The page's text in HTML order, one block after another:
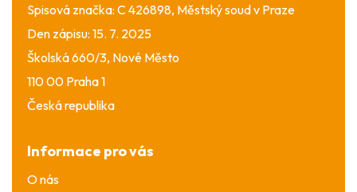
Spisová značka: C 426898, Městský soud v Praze
Den zápisu: 15. 7. 2025
Školská 660/3, Nové Město
110 00 Praha 1
Česká republika
Informace pro vás
O nás